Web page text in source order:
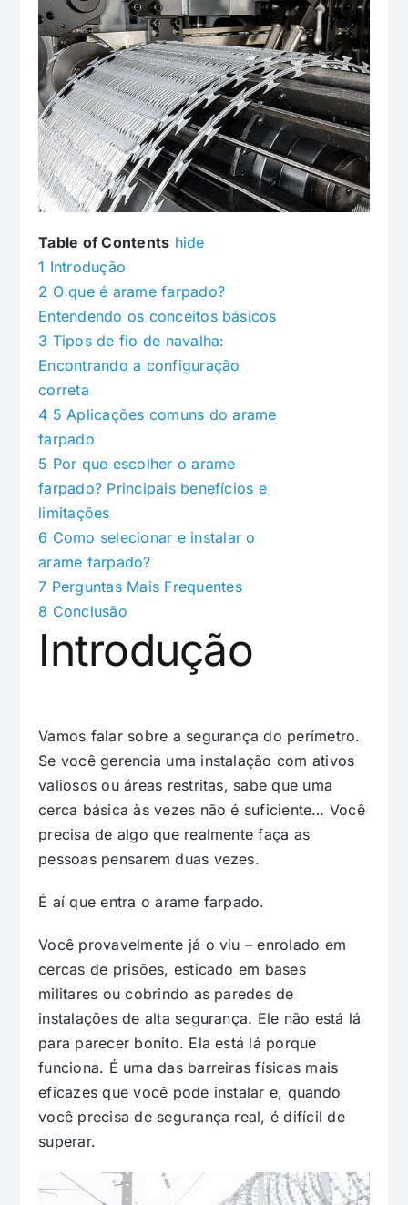
Table of Contents hide
1 Introdução
2 O que é arame farpado?
Entendendo os conceitos básicos
3 Tipos de fio de navalha:
Encontrando a configuração
correta
4 5 Aplicações comuns do arame
farpado
5 Por que escolher o arame
farpado? Principais benefícios e
limitações
6 Como selecionar e instalar o
arame farpado?
7 Perguntas Mais Frequentes
8 Conclusão
Introdução
Vamos falar sobre a segurança do perímetro.
Se você gerencia uma instalação com ativos
valiosos ou áreas restritas, sabe que uma
cerca básica às vezes não é suficiente… Você
precisa de algo que realmente faça as
pessoas pensarem duas vezes.
É aí que entra o arame farpado.
Você provavelmente já o viu – enrolado em
cercas de prisões, esticado em bases
militares ou cobrindo as paredes de
instalações de alta segurança. Ele não está lá
para parecer bonito. Ela está lá porque
funciona. É uma das barreiras físicas mais
eficazes que você pode instalar e, quando
você precisa de segurança real, é difícil de
superar.